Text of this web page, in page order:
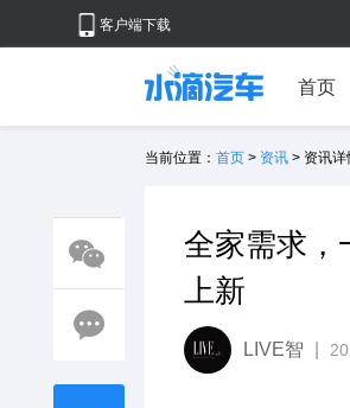
客户端下载
首页
当前位置： 首页 > 资讯 > 资讯详
全家需求，
上新
LIVE智